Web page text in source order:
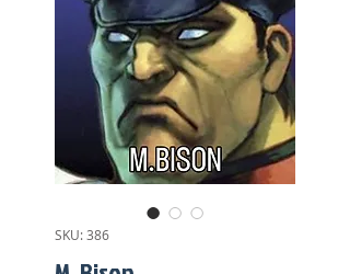
SKU: 386